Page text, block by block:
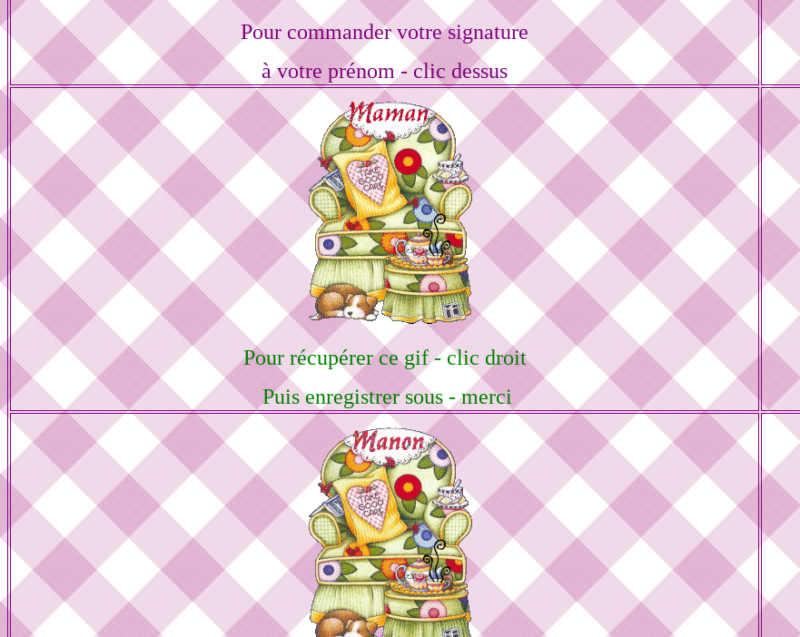
Pour commander votre signature
à votre prénom - clic dessus
Pour récupérer ce gif - clic droit
Puis enregistrer sous - merci